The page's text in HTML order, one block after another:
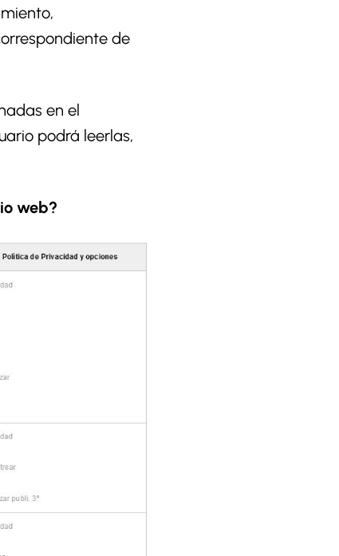
de
en el
podrá leerlas,
web?